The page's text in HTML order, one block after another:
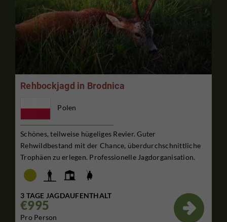
Rehbockjagd in Brodnica
Polen
Schönes, teilweise hügeliges Revier. Guter
Rehwildbestand mit der Chance, überdurchschnittliche
Trophäen zu erlegen. Professionelle Jagdorganisation.
3 TAGE JAGDAUFENTHALT
€995
Pro Person
